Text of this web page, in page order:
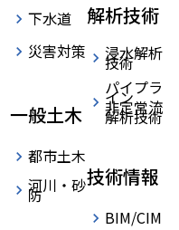
下水道
災害対策
一般土木
都市土木
河川・砂
防
解析技術
浸水解析
技術
パイプラ
イン
非定常流
解析技術
技術情報
BIM/CIM